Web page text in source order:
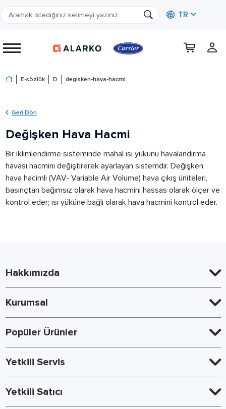
TR
E-sözlük D degisken-hava-hacmi
Geri Dön
Değişken Hava Hacmi
Bir iklimlendirme sisteminde mahal ısı yükünü havalandırma
havası hacmini değiştirerek ayarlayan sistemdir. Değişken
hava hacimli (VAV- Variable Air Volume) hava çıkış üniteleri,
basınçtan bağımsız olarak hava hacmini hassas olarak ölçer ve
kontrol eder; ısı yüküne bağlı olarak hava hacmini kontrol eder.
Hakkımızda
Kurumsal
Popüler Ürünler
Yetkili Servis
Yetkili Satıcı